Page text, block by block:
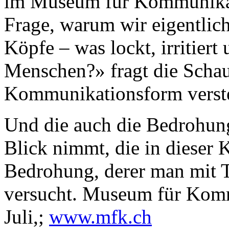
Frage, warum wir
Köpfe – was lockt, irritiert
Menschen?» fragt die
Kommunikationsform
Und die auch die
Blick nimmt, die in dieser
Bedrohung, derer man mit
versucht. Museum für
Juli,; www.mfk.ch